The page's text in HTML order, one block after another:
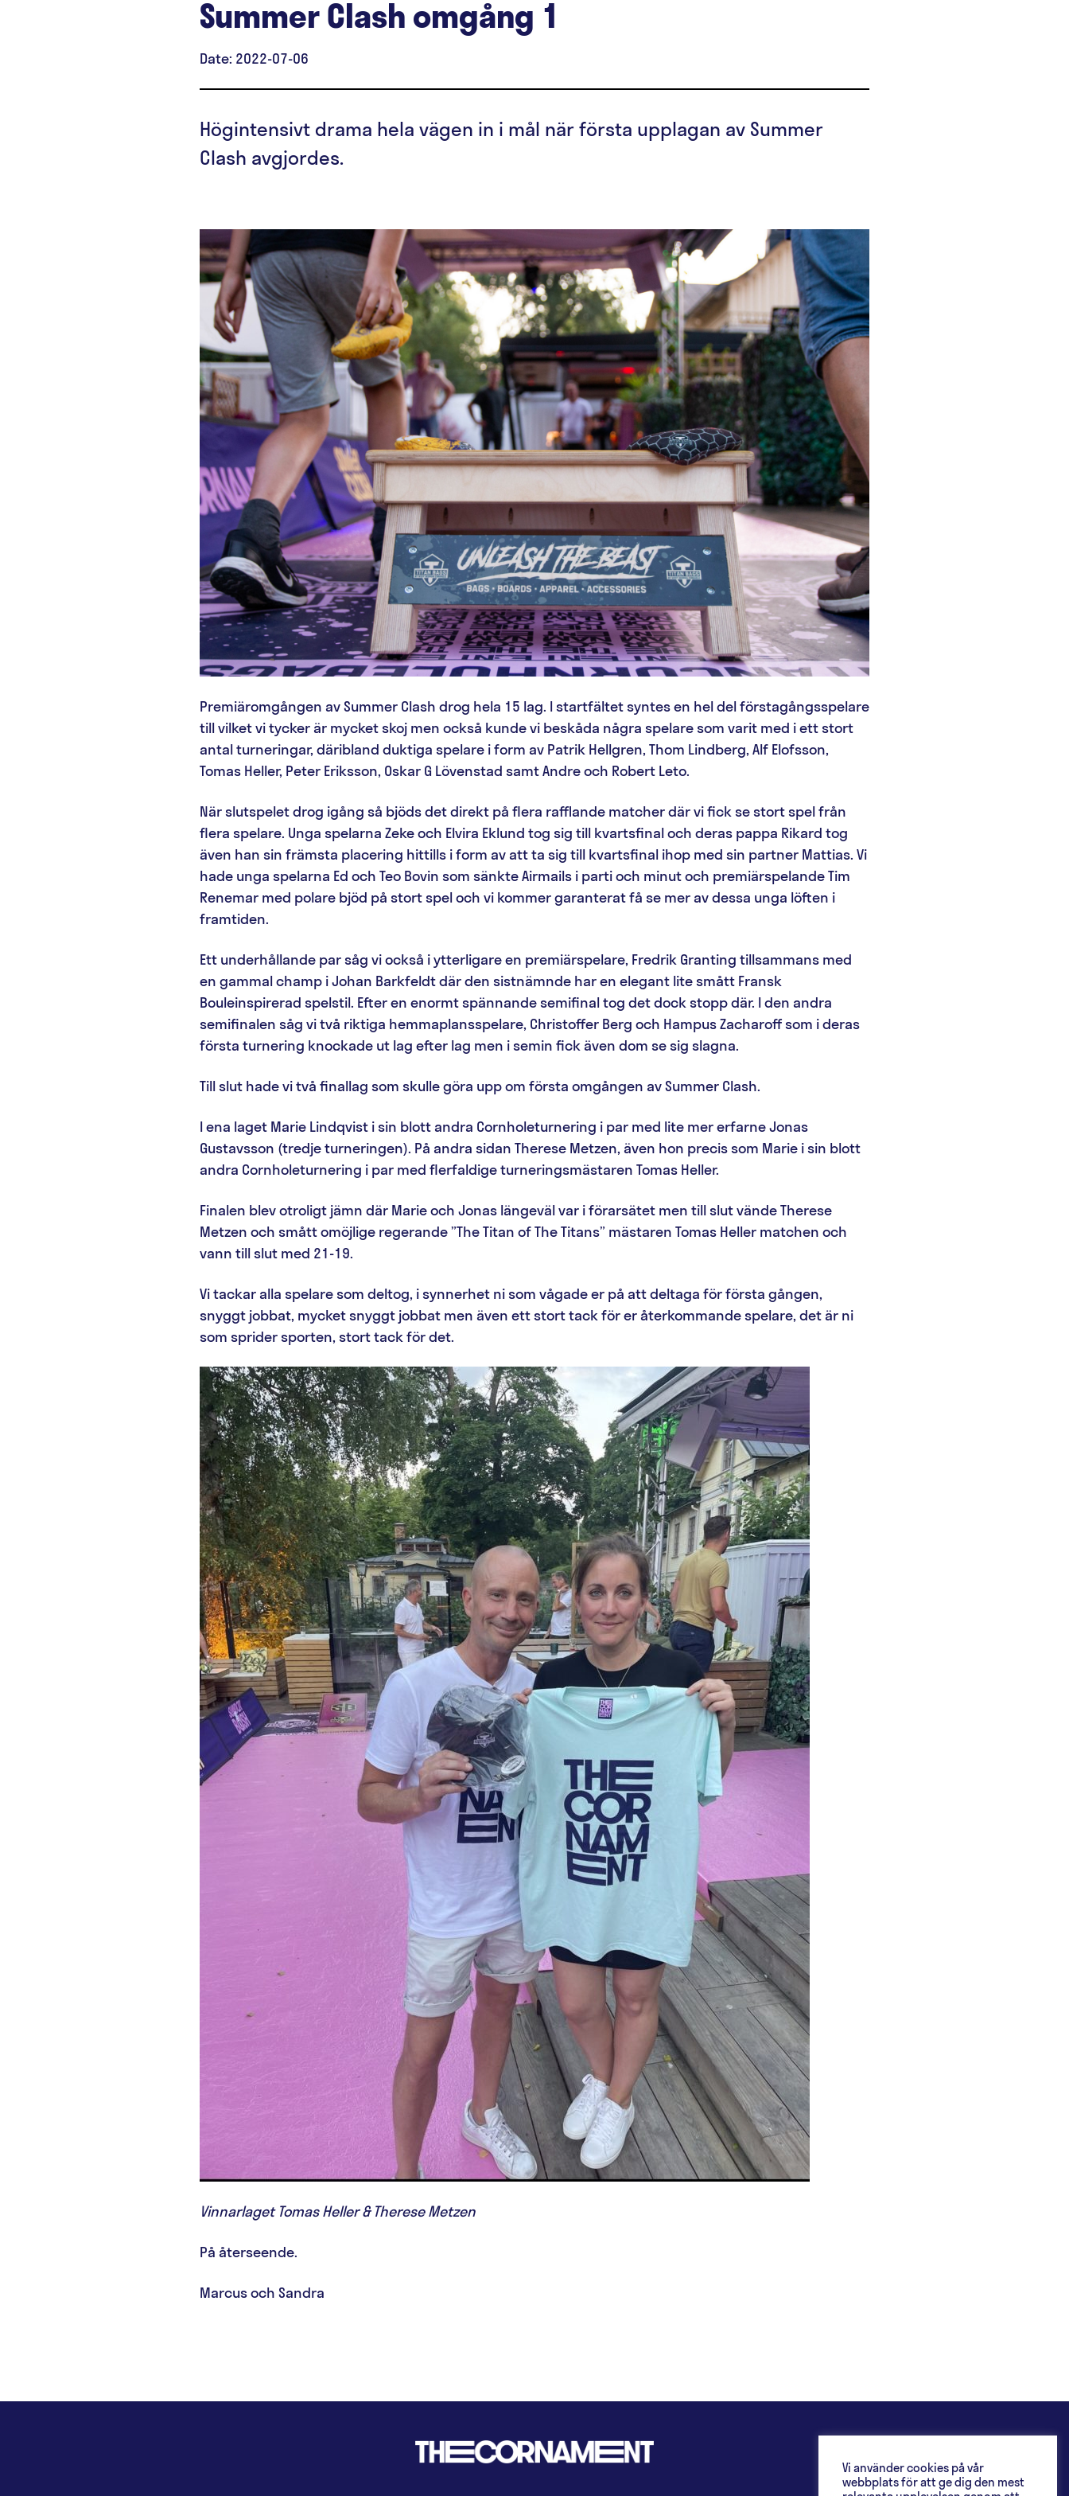
Summer Clash omgång 1
Date: 2022-07-06
Högintensivt drama hela vägen in i mål när första upplagan av Summer
Clash avgjordes.
Premiäromgången av Summer Clash drog hela 15 lag. I startfältet syntes en hel del förstagångsspelare
till vilket vi tycker är mycket skoj men också kunde vi beskåda några spelare som varit med i ett stort
antal turneringar, däribland duktiga spelare i form av Patrik Hellgren, Thom Lindberg, Alf Elofsson,
Tomas Heller, Peter Eriksson, Oskar G Lövenstad samt Andre och Robert Leto.
När slutspelet drog igång så bjöds det direkt på flera rafflande matcher där vi fick se stort spel från
flera spelare. Unga spelarna Zeke och Elvira Eklund tog sig till kvartsfinal och deras pappa Rikard tog
även han sin främsta placering hittills i form av att ta sig till kvartsfinal ihop med sin partner Mattias. Vi
hade unga spelarna Ed och Teo Bovin som sänkte Airmails i parti och minut och premiärspelande Tim
Renemar med polare bjöd på stort spel och vi kommer garanterat få se mer av dessa unga löften i
framtiden.
Ett underhållande par såg vi också i ytterligare en premiärspelare, Fredrik Granting tillsammans med
en gammal champ i Johan Barkfeldt där den sistnämnde har en elegant lite smått Fransk
Bouleinspirerad spelstil. Efter en enormt spännande semifinal tog det dock stopp där. I den andra
semifinalen såg vi två riktiga hemmaplansspelare, Christoffer Berg och Hampus Zacharoff som i deras
första turnering knockade ut lag efter lag men i semin fick även dom se sig slagna.
Till slut hade vi två finallag som skulle göra upp om första omgången av Summer Clash.
I ena laget Marie Lindqvist i sin blott andra Cornholeturnering i par med lite mer erfarne Jonas
Gustavsson (tredje turneringen). På andra sidan Therese Metzen, även hon precis som Marie i sin blott
andra Cornholeturnering i par med flerfaldige turneringsmästaren Tomas Heller.
Finalen blev otroligt jämn där Marie och Jonas längeväl var i förarsätet men till slut vände Therese
Metzen och smått omöjlige regerande ”The Titan of The Titans” mästaren Tomas Heller matchen och
vann till slut med 21-19.
Vi tackar alla spelare som deltog, i synnerhet ni som vågade er på att deltaga för första gången,
snyggt jobbat, mycket snyggt jobbat men även ett stort tack för er återkommande spelare, det är ni
som sprider sporten, stort tack för det.
Vinnarlaget Tomas Heller & Therese Metzen
På återseende.
Marcus och Sandra
Vi använder cookies på vår
webbplats för att ge dig den mest